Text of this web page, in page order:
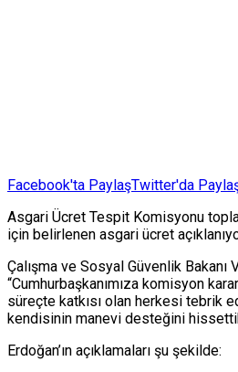
Facebook'ta PaylaşTwitter'da
Asgari Ücret Tespit Komisyonu
için belirlenen asgari ücret
Çalışma ve Sosyal Güvenlik Bakanı
“Cumhurbaşkanımıza komisyon
süreçte katkısı olan herkesi tebrik
kendisinin manevi desteğini
Erdoğan’ın açıklamaları şu şekilde: